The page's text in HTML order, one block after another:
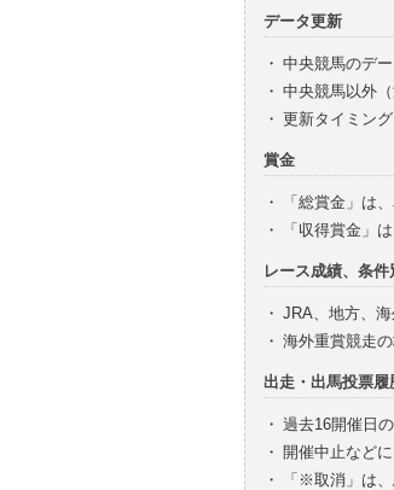
データ更新
・ 中央競馬のデ
・ 中央競馬以外
・ 更新タイミン
賞金
・
「総賞金」は
・
「収得賞金」
レース成績、条件
・ JRA、地方、
・ 海外重賞競走
出走・出馬投票履
・ 過去16開催日
・ 開催中止など
・
「※取消」は